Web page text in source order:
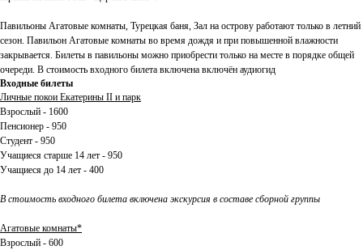
Павильоны Агатовые комнаты, Турецкая баня, Зал на острову работают только в летний
сезон. Павильон Агатовые комнаты во время дождя и при повышенной влажности
закрывается. Билеты в павильоны можно приобрести только на месте в порядке общей
очереди. В стоимость входного билета включена включён аудиогид
Входные билеты
Личные покои Екатерины II и парк
Взрослый - 1600
Пенсионер - 950
Студент - 950
Учащиеся старше 14 лет - 950
Учащиеся до 14 лет - 400
В стоимость входного билета включена экскурсия в составе сборной группы
Агатовые комнаты*
Взрослый - 600